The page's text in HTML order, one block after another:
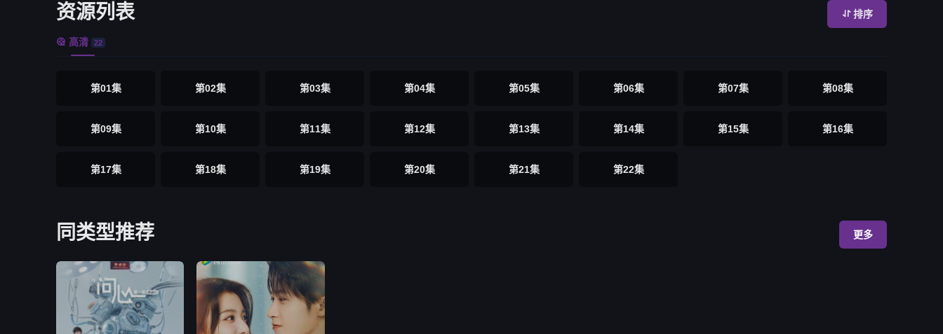
资源列表  排序
 高清 22
第01集 第02集 第03集 第04集 第05集 第06集 第07集 第08集
第09集 第10集 第11集 第12集 第13集 第14集 第15集 第16集
第17集 第18集 第19集 第20集 第21集 第22集
同类型推荐 更多